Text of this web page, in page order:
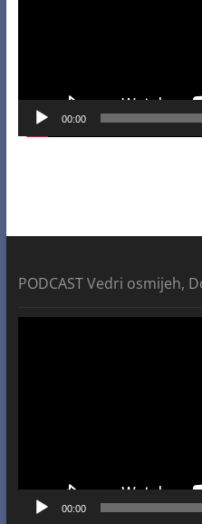
00:00
PODCAST Vedri osmijeh,
00:00